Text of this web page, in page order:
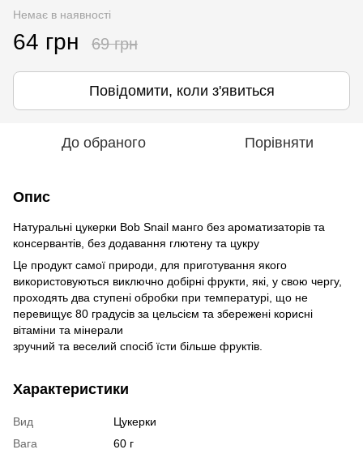
Немає в наявності
64 грн 69 грн
Повідомити, коли з'явиться
До обраного Порівняти
Опис
Натуральні цукерки Bob Snail манго без ароматизаторів та
консервантів, без додавання глютену та цукру
Це продукт самої природи, для приготування якого
використовуються виключно добірні фрукти, які, у свою чергу,
проходять два ступені обробки при температурі, що не
перевищує 80 градусів за цельсієм та збережені корисні
вітаміни та мінерали
зручний та веселий спосіб їсти більше фруктів.
Характеристики
Вид
Цукерки
Вага
60 г